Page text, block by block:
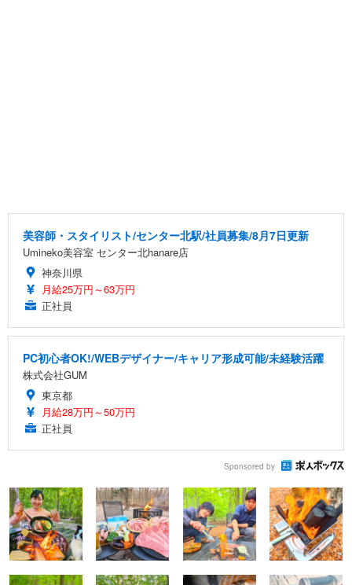
美容師・スタイリスト/センター北駅/社員募集/8月7日更新
Umineko美容室 センター北hanare店
神奈川県
月給25万円～63万円
正社員
PC初心者OK!/WEBデザイナー/キャリア形成可能/未経験活躍
株式会社GUM
東京都
月給28万円～50万円
正社員
Sponsored by